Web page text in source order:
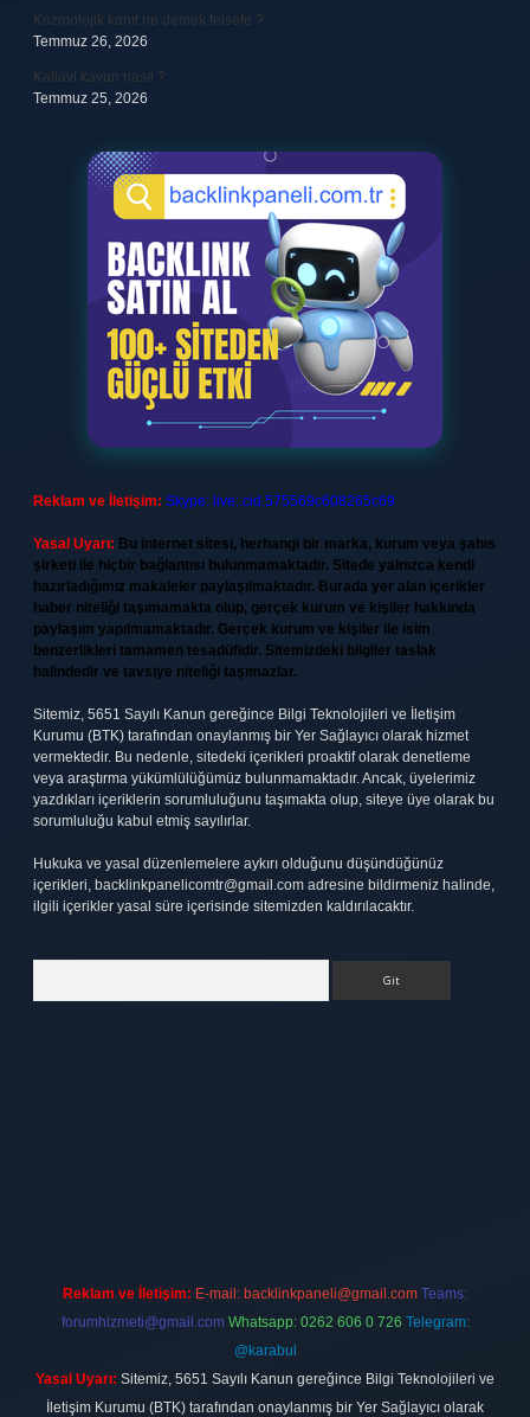
Kozmolojik kanıt ne demek felsefe ?
Temmuz 26, 2026
Kallavi kavun nasıl ?
Temmuz 25, 2026
Reklam ve İletişim: Skype: live:.cid.575569c608265c69
Yasal Uyarı: Bu internet sitesi, herhangi bir marka, kurum veya şahıs
şirketi ile hiçbir bağlantısı bulunmamaktadır. Sitede yalnızca kendi
hazırladığımız makaleler paylaşılmaktadır. Burada yer alan içerikler
haber niteliği taşımamakta olup, gerçek kurum ve kişiler hakkında
paylaşım yapılmamaktadır. Gerçek kurum ve kişiler ile isim
benzerlikleri tamamen tesadüfidir. Sitemizdeki bilgiler taslak
halindedir ve tavsiye niteliği taşımazlar.
Sitemiz, 5651 Sayılı Kanun gereğince Bilgi Teknolojileri ve İletişim
Kurumu (BTK) tarafından onaylanmış bir Yer Sağlayıcı olarak hizmet
vermektedir. Bu nedenle, sitedeki içerikleri proaktif olarak denetleme
veya araştırma yükümlülüğümüz bulunmamaktadır. Ancak, üyelerimiz
yazdıkları içeriklerin sorumluluğunu taşımakta olup, siteye üye olarak bu
sorumluluğu kabul etmiş sayılırlar.
Hukuka ve yasal düzenlemelere aykırı olduğunu düşündüğünüz
içerikleri, backlinkpanelicomtr@gmail.com adresine bildirmeniz halinde,
ilgili içerikler yasal süre içerisinde sitemizden kaldırılacaktır.
Reklam ve İletişim: E-mail: backlinkpaneli@gmail.com Teams:
forumhizmeti@gmail.com Whatsapp: 0262 606 0 726 Telegram:
@karabul
Yasal Uyarı: Sitemiz, 5651 Sayılı Kanun gereğince Bilgi Teknolojileri ve
İletişim Kurumu (BTK) tarafından onaylanmış bir Yer Sağlayıcı olarak